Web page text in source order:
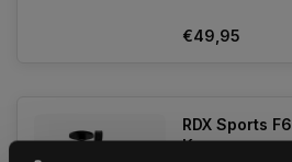
€49,95
RDX Sports F6
Kara